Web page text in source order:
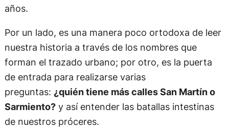
años.
Por un lado, es una manera poco ortodoxa de leer
nuestra historia a través de los nombres que
forman el trazado urbano; por otro, es la puerta
de entrada para realizarse varias
preguntas: ¿quién tiene más calles San Martín o
Sarmiento?y así entender las batallas intestinas
de nuestros próceres.